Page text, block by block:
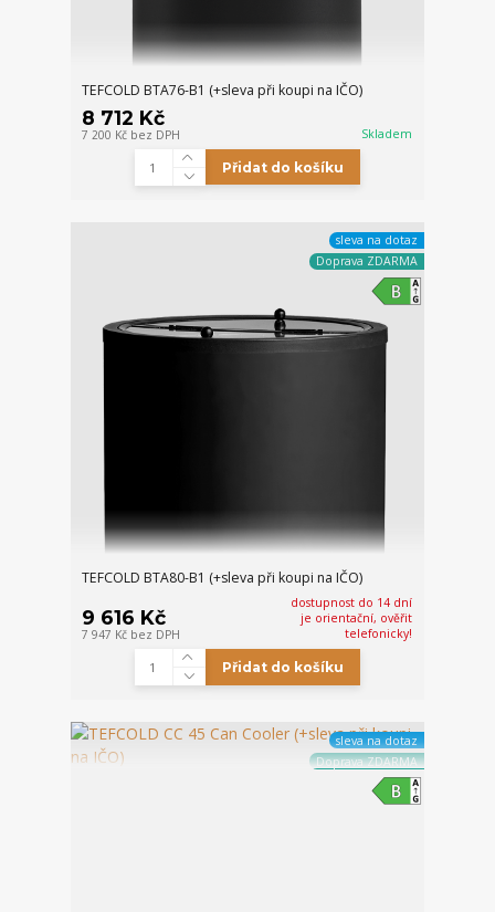
TEFCOLD BTA76-B1 (+sleva při koupi na IČO)
8 712 Kč
7 200 Kč bez DPH Skladem
Přidat do košíku
sleva na dotaz
Doprava ZDARMA
TEFCOLD BTA80-B1 (+sleva při koupi na IČO)
9 616 Kč
7 947 Kč bez DPH
dostupnost do 14 dní
je orientační, ověřit
telefonicky!
Přidat do košíku
sleva na dotaz
Doprava ZDARMA